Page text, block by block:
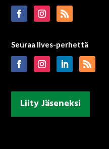
Seuraa Ilves-perhettä
Liity Jäseneksi